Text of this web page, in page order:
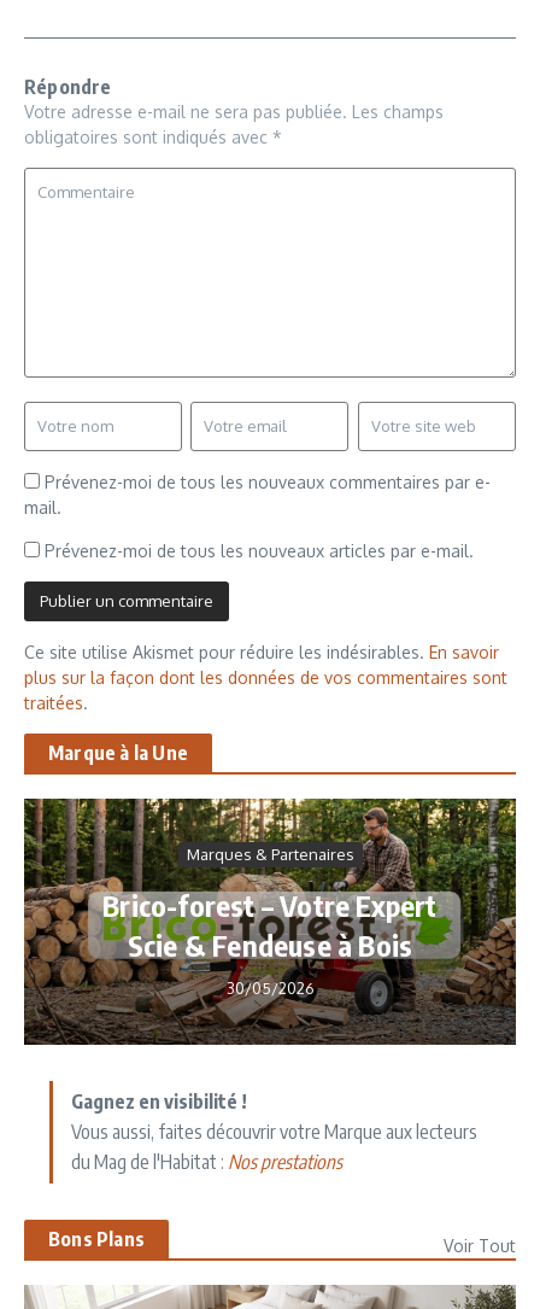
Répondre
Votre adresse e-mail ne sera pas publiée. Les champs
obligatoires sont indiqués avec *
Prévenez-moi de tous les nouveaux commentaires par e-
mail.
Prévenez-moi de tous les nouveaux articles par e-mail.
Ce site utilise Akismet pour réduire les indésirables. En savoir
plus sur la façon dont les données de vos commentaires sont
traitées.
Marque à la Une
Marques & Partenaires
Brico-forest – Votre Expert
Scie & Fendeuse à Bois
30/05/2026
Gagnez en visibilité !
Vous aussi, faites découvrir votre Marque aux lecteurs
du Mag de l'Habitat : Nos prestations
Bons Plans Voir Tout